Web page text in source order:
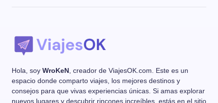
Hola, soy WroKeN , creador de ViajesOK.com. Este es un
espacio donde comparto viajes, los mejores destinos y
consejos para que vivas experiencias únicas. Si amas explorar
nuevos lugares y descubrir rincones increíbles, estás en el sitio